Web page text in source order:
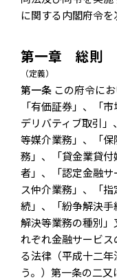
に関する内閣府令を
第一章 総則
（定義）
第一条 この府令に
「有価証券」、「
デリバティブ取引
等媒介業務」、「
務」、「貸金業貸
者」、「認定金融
ス仲介業務」、「
続」、「紛争解決
解決等業務の種別
れぞれ金融サービ
る法律（平成十二
う。）第一条の二